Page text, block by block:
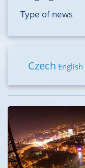
Type of news
Czech English